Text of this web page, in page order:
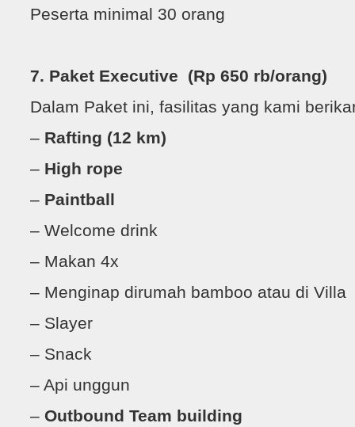
Peserta minimal 30 orang
7. Paket Executive (Rp 650 rb/orang)
Dalam Paket ini, fasilitas yang kami
– Rafting (12 km)
– High rope
– Paintball
– Welcome drink
– Makan 4x
– Menginap dirumah bamboo atau di Villa
– Slayer
– Snack
– Api unggun
– Outbound Team building